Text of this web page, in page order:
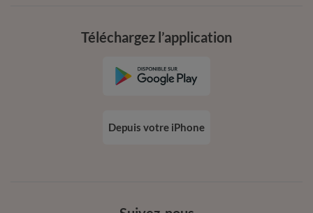
Téléchargez l’application
Depuis votre iPhone